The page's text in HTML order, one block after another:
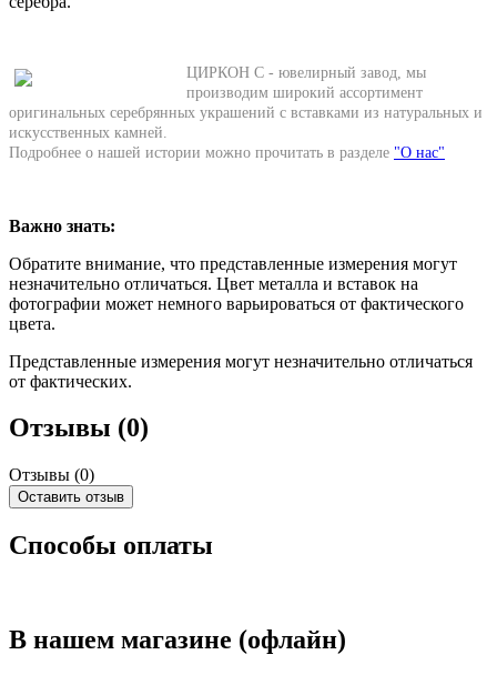
ЦИРКОН С - ювелирный завод, мы
производим широкий ассортимент
оригинальных серебрянных украшений с вставками из натуральных и
искусственных камней.
Подробнее о нашей истории можно прочитать в разделе "О нас"
Важно знать:
Обратите внимание, что представленные измерения могут
незначительно отличаться. Цвет металла и вставок на
фотографии может немного варьироваться от фактического
цвета.
Представленные измерения могут незначительно отличаться
от фактических.
Отзывы (0)
Отзывы (0)
Оставить отзыв
Способы оплаты
В нашем магазине (офлайн)